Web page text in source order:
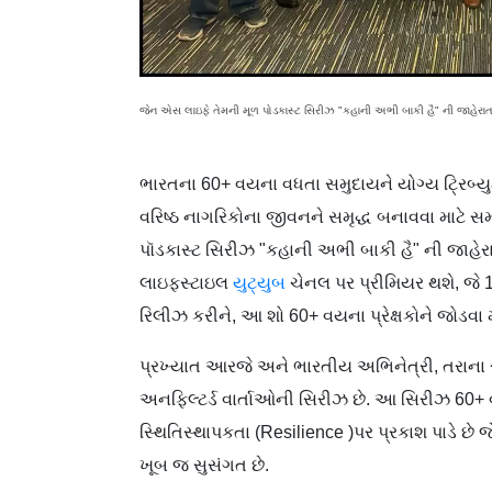
જેન એસ લાઇફે તેમની મૂળ પોડકાસ્ટ સિરીઝ "કહાની અભી બાકી હૈ" ની
ભારતના 60+ વયના વધતા સમુદાયને યોગ્ય
વરિષ્ઠ નાગરિકોના જીવનને સમૃદ્ધ બનાવવા
પૉડકાસ્ટ સિરીઝ "કહાની અભી બાકી હૈ" ની
લાઇફસ્ટાઇલ યુટ્યુબ ચેનલ પર પ્રીમિયર થશે, જે
રિલીઝ કરીને, આ શો 60+ વયના પ્રેક્ષકોને જોડવા
પ્રખ્યાત આરજે અને ભારતીય અભિનેત્રી, તરાના
અનફિલ્ટર્ડ વાર્તાઓની સિરીઝ છે. આ સિરીઝ
સ્થિતિસ્થાપકતા (Resilience )પર પ્રકાશ
ખૂબ જ સુસંગત છે.